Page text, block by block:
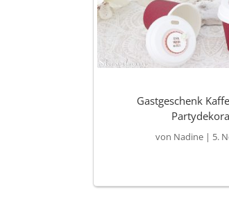
Gastgeschenk
von Nadine | 5.